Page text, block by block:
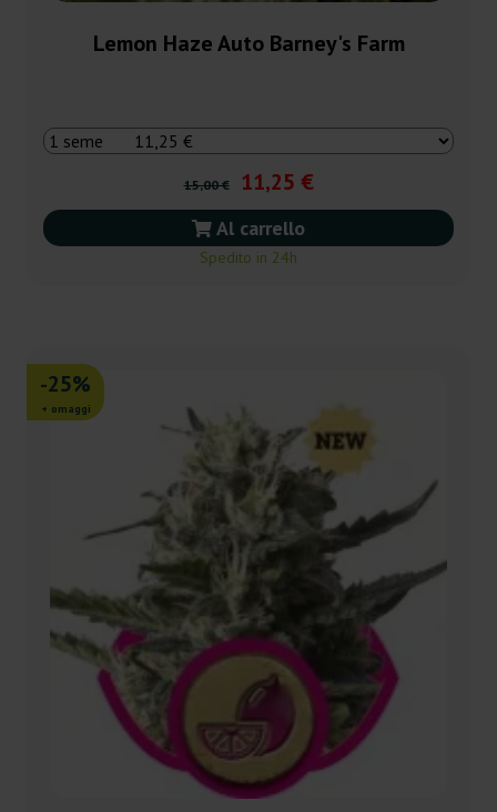
Lemon Haze Auto Barney's Farm
15,00 € 11,25 €
Al carrello
Spedito in 24h
-25%
+ omaggi